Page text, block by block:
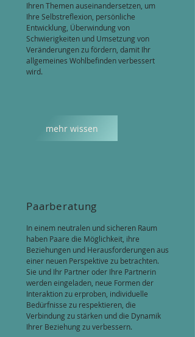
Ihren Themen auseinandersetzen, um
Ihre Selbstreflexion, persönliche
Entwicklung, Überwindung von
Schwierigkeiten und Umsetzung von
Veränderungen zu fördern, damit Ihr
allgemeines Wohlbefinden verbessert
wird.
mehr wissen
Paarberatung
In einem neutralen und sicheren Raum
haben Paare die Möglichkeit, ihre
Beziehungen und Herausforderungen aus
einer neuen Perspektive zu betrachten.
Sie und Ihr Partner oder Ihre Partnerin
werden eingeladen, neue Formen der
Interaktion zu erproben, individuelle
Bedürfnisse zu respektieren, die
Verbindung zu stärken und die Dynamik
Ihrer Beziehung zu verbessern.